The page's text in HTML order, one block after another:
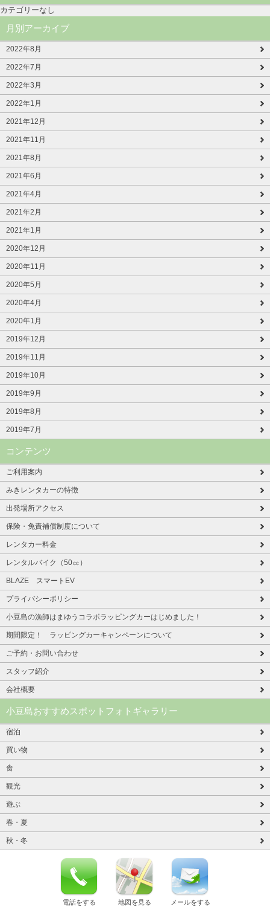
カテゴリーなし
月別アーカイブ
2022年8月
2022年7月
2022年3月
2022年1月
2021年12月
2021年11月
2021年8月
2021年6月
2021年4月
2021年2月
2021年1月
2020年12月
2020年11月
2020年5月
2020年4月
2020年1月
2019年12月
2019年11月
2019年10月
2019年9月
2019年8月
2019年7月
コンテンツ
ご利用案内
みきレンタカーの特徴
出発場所アクセス
保険・免責補償制度について
レンタカー料金
レンタルバイク（50㏄）
BLAZE スマートEV
プライバシーポリシー
小豆島の漁師はまゆうコラボラッピングカーはじめました！
期間限定！ ラッピングカーキャンペーンについて
ご予約・お問い合わせ
スタッフ紹介
会社概要
小豆島おすすめスポットフォトギャラリー
宿泊
買い物
食
観光
遊ぶ
春・夏
秋・冬
電話をする 地図を見る メールをする